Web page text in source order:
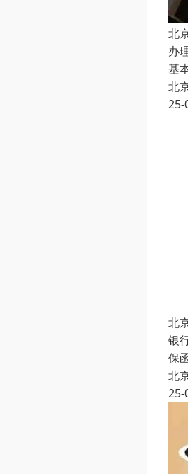
北
办
基
北
25-
北
银
保
北
25-